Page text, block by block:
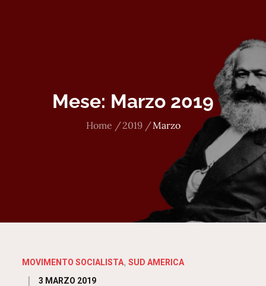
Mese: Marzo 2019
Home 2019 Marzo
MOVIMENTO SOCIALISTA SUD AMERICA
Posted
3 MARZO 2019